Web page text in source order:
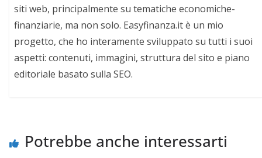
siti web, principalmente su tematiche economiche-
finanziarie, ma non solo. Easyfinanza.it è un mio
progetto, che ho interamente sviluppato su tutti i suoi
aspetti: contenuti, immagini, struttura del sito e piano
editoriale basato sulla SEO.
Potrebbe anche interessarti